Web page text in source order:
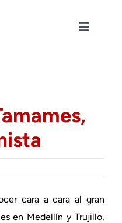
Toggle
cara a cara al gran
en Medellín y Trujillo,